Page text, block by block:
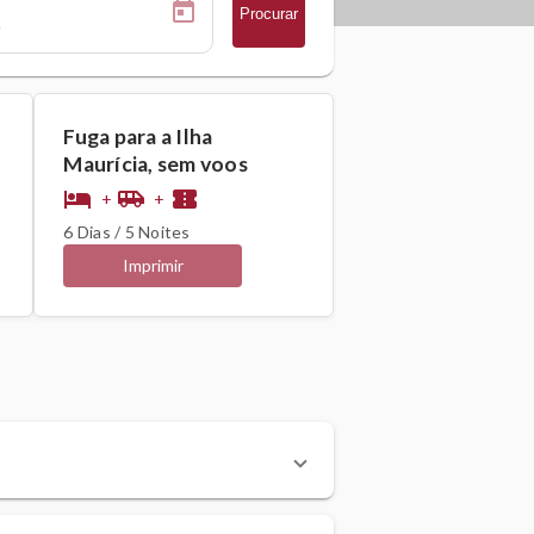
Procurar
Fuga para a Ilha
Maurícia, sem voos
hotel + airport_shuttle + confirmation_number
6 Dias / 5 Noites
Imprimir